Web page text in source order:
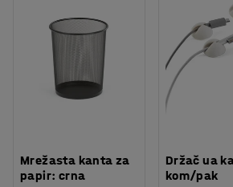
cijeli dan, lako je možete podijeliti s
Stolica je prikladna za korištenje u
u uredu. Idealna za korištenje za
u sobi za sastanke.
Mrežasta kanta za
papir: crna
Držač ua
kom/pak